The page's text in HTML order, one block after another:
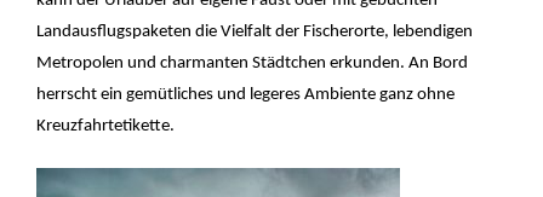
Landausflugspaketen die Vielfalt der Fischerorte, lebendigen
Metropolen und charmanten Städtchen erkunden. An Bord
herrscht ein gemütliches und legeres Ambiente ganz ohne
Kreuzfahrtetikette.